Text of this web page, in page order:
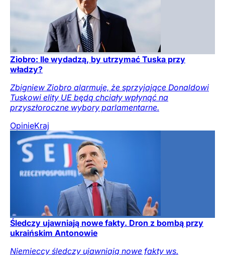
Ziobro: Ile wydadzą, by utrzymać Tuska przy
władzy?
Zbigniew Ziobro alarmuje, że sprzyjające Donaldowi
Tuskowi elity UE będą chciały wpłynąć na
przyszłoroczne wybory parlamentarne.
OpinieKraj
Śledczy ujawniają nowe fakty. Dron z bombą przy
ukraińskim Antonowie
Niemieccy śledczy ujawniają nowe fakty ws.